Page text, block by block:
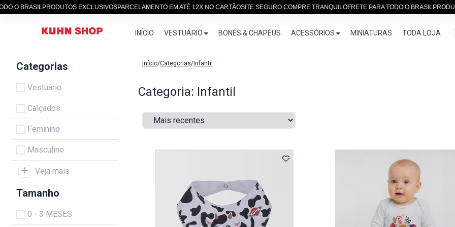
BRASILPRODUTOS EXCLUSIVOSPARCELAMENTO EM ATÉ 12X NO CARTÃOSITE SEGURO COMPRE TRANQUILOFRETE PARA TODO O BRASILPRODUTOS
INÍCIO VESTUÁRIO BONÉS & CHAPÉUS ACESSÓRIOS MINIATURAS TODA LOJA
Categorias
Vestuário
Calçados
Feminino
Masculino
Veja mais
Tamanho
0 - 3 MESES
Início/Categorias/ Infantil
Categoria: Infantil